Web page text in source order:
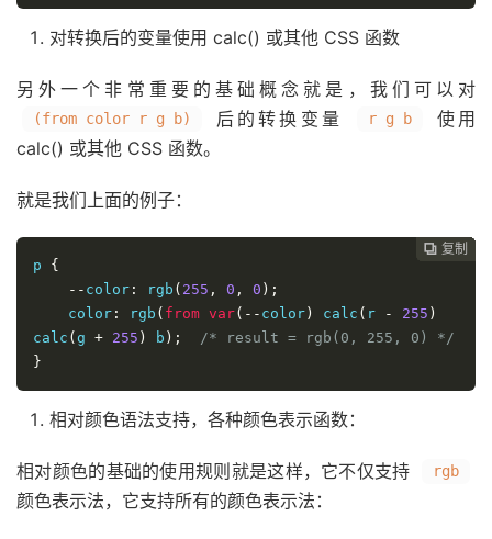
对转换后的变量使用 calc() 或其他 CSS 函数
另外一个非常重要的基础概念就是，我们可以对
(from color r g b) 后的转换变量 r g b
使用
calc() 或其他 CSS 函数。
就是我们上面的例子：
 复制
 复制
 复制
 复制
 复制
 复制
 复制
 复制
p {
-- color : rgb ( 255 , 0 , 0 );
color : rgb ( from var(-- color ) calc ( r - 255 )
calc ( g + 255 ) b );
/* result = rgb(0, 255, 0) */
}
相对颜色语法支持，各种颜色表示函数：
相对颜色的基础的使用规则就是这样，它不仅支持 rgb
颜色表示法，它支持所有的颜色表示法：